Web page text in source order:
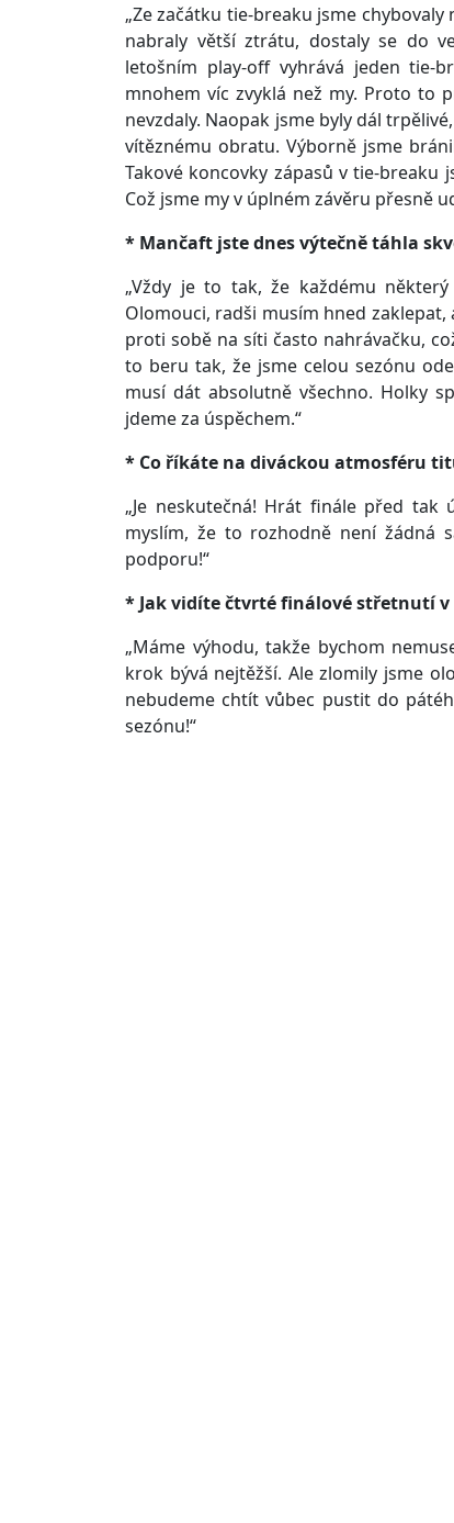
„Ze začátku tie-breaku jsme
nabraly větší ztrátu, dostaly se do
letošním play-off vyhrává jeden
mnohem víc zvyklá než my. Proto to
nevzdaly. Naopak jsme byly dál
vítěznému obratu. Výborně jsme
Takové koncovky zápasů v tie-breaku
Což jsme my v úplném závěru přesně
* Mančaft jste dnes výtečně táhla
„Vždy je to tak, že každému
Olomouci, radši musím hned
proti sobě na síti často nahrávačku,
to beru tak, že jsme celou sezónu
musí dát absolutně všechno. Holky
jdeme za úspěchem.“
* Co říkáte na diváckou atmosféru
„Je neskutečná! Hrát finále před
myslím, že to rozhodně není žádná
podporu!“
* Jak vidíte čtvrté finálové střetnutí v
„Máme výhodu, takže bychom
krok bývá nejtěžší. Ale zlomily jsme
nebudeme chtít vůbec pustit do
sezónu!“